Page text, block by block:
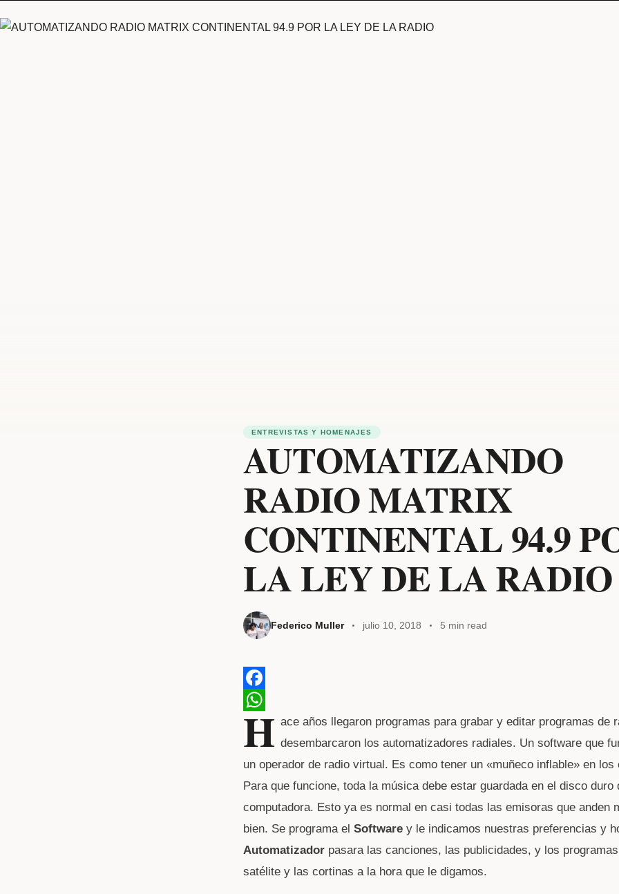
ENTREVISTAS Y HOMENAJES
AUTOMATIZANDO
RADIO MATRIX
CONTINENTAL 94.9
LA LEY DE LA RADIO
Federico Muller julio 10, 2018 5 min read
F
a
c
e
b
o
o
k
W
h
a
t
s
A
p
p
H ace años llegaron programas para grabar y editar programas de
desembarcaron los automatizadores radiales. Un software que
un operador de radio virtual. Es como tener un «muñeco inflable» en los
Para que funcione, toda la música debe estar guardada en el disco duro
computadora. Esto ya es normal en casi todas las emisoras que anden
bien. Se programa el Software y le indicamos nuestras preferencias y
Automatizador pasara las canciones, las publicidades, y los
satélite y las cortinas a la hora que le digamos.